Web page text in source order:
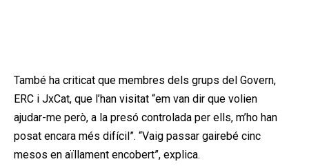
També ha criticat que membres dels grups del Govern,
ERC i JxCat, que l’han visitat “em van dir que volien
ajudar-me però, a la presó controlada per ells, m’ho han
posat encara més difícil”. “Vaig passar gairebé cinc
mesos en aïllament encobert”, explica.